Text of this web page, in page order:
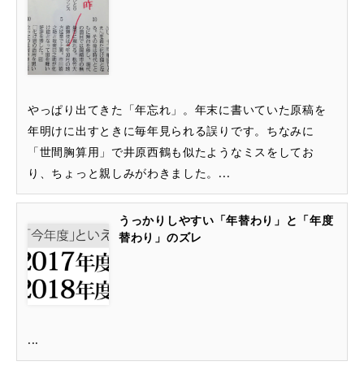
やっぱり出てきた「年忘れ」。年末に書いていた原稿を
年明けに出すときに毎年見られる誤りです。ちなみに
「世間胸算用」で井原西鶴も似たようなミスをしてお
り、ちょっと親しみがわきました。...
うっかりしやすい「年替わり」と「年度
替わり」のズレ
...